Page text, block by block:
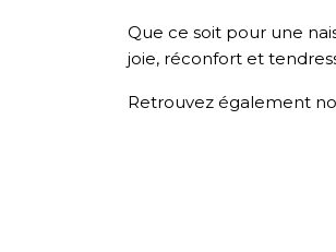
Que ce soit pour une
joie, réconfort et
Retrouvez également